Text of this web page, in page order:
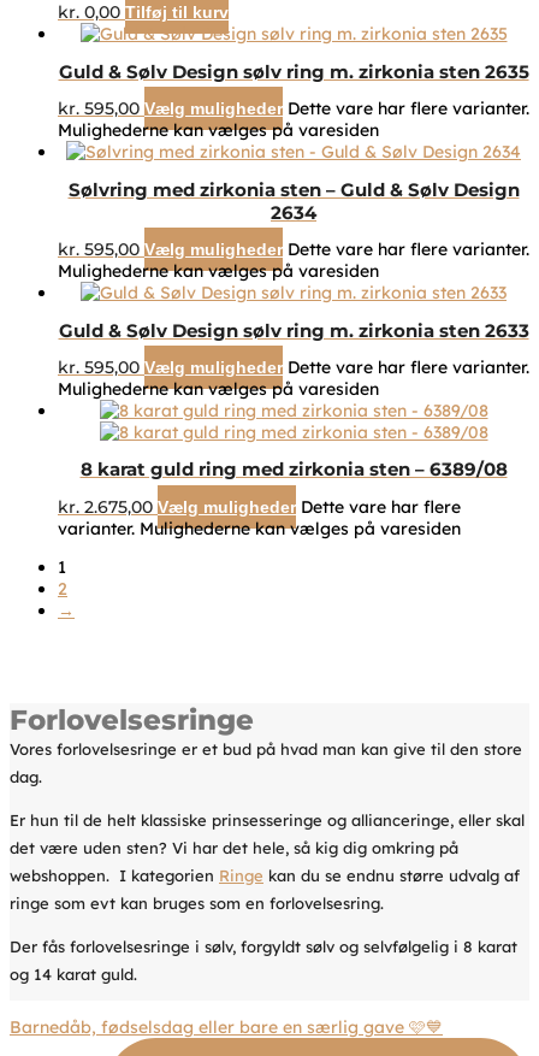
kr. 0,00 Tilføj til kurv
Guld & Sølv Design sølv ring m. zirkonia sten 2635
kr. 595,00 Vælg muligheder Dette vare har flere varianter.
Mulighederne kan vælges på varesiden
Sølvring med zirkonia sten – Guld & Sølv Design
2634
kr. 595,00 Vælg muligheder Dette vare har flere varianter.
Mulighederne kan vælges på varesiden
Guld & Sølv Design sølv ring m. zirkonia sten 2633
kr. 595,00 Vælg muligheder Dette vare har flere varianter.
Mulighederne kan vælges på varesiden
8 karat guld ring med zirkonia sten – 6389/08
kr. 2.675,00 Vælg muligheder Dette vare har flere
varianter. Mulighederne kan vælges på varesiden
1
2
→
Forlovelsesringe
Vores forlovelsesringe er et bud på hvad man kan give til den store
dag.
Er hun til de helt klassiske prinsesseringe og allianceringe, eller skal
det være uden sten? Vi har det hele, så kig dig omkring på
webshoppen. I kategorien Ringe kan du se endnu større udvalg af
ringe som evt kan bruges som en forlovelsesring.
Der fås forlovelsesringe i sølv, forgyldt sølv og selvfølgelig i 8 karat
og 14 karat guld.
Barnedåb, fødselsdag eller bare en særlig gave 🩷💙